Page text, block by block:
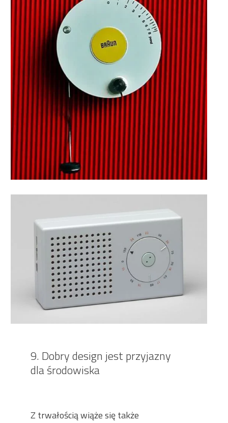
9. Dobry design jest przyjazny
dla środowiska
Z trwałością wiąże się także